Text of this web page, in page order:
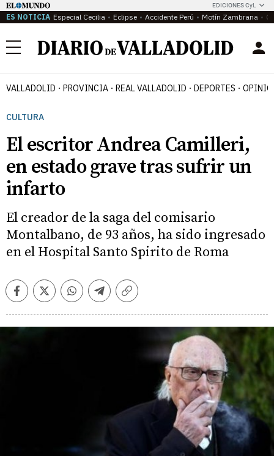
EDICIONES CyL
ES NOTICIA Especial Cecilia Eclipse Accidente Perú Motín Zambrana
Menú
VALLADOLID PROVINCIA REAL VALLADOLID DEPORTES
CULTURA
El escritor Andrea Camilleri,
en estado grave tras sufrir un
infarto
El creador de la saga del comisario
Montalbano, de 93 años, ha sido ingresado
en el Hospital Santo Spirito de Roma
FacebookTwitterWhatsappTelegramCopiar